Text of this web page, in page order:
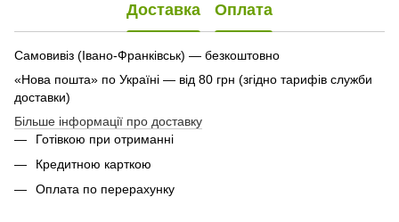
Доставка Оплата
Самовивіз (Івано-Франківськ) — безкоштовно
«Нова пошта» по Україні — від 80 грн (згідно тарифів служби
доставки)
Більше інформації про доставку
Готівкою при отриманні
Кредитною карткою
Оплата по перерахунку